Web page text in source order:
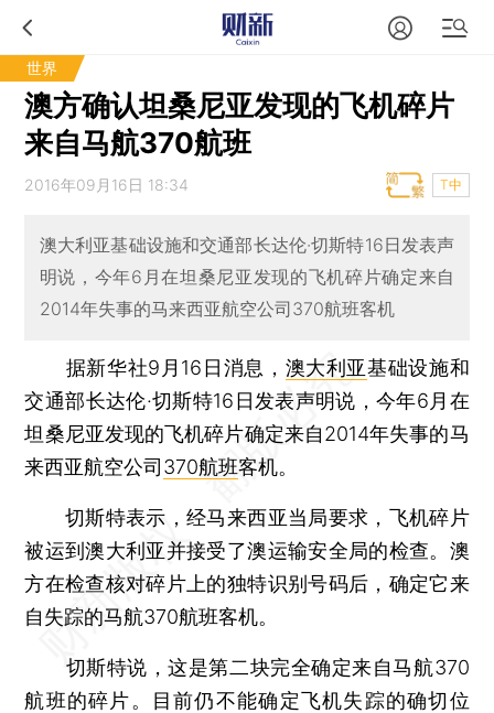
世界
澳方确认坦桑尼亚发现的飞机碎片
来自马航370航班
2016年09月16日 18:34 T中
澳大利亚基础设施和交通部长达伦·切斯特16日发表声
明说，今年6月在坦桑尼亚发现的飞机碎片确定来自
2014年失事的马来西亚航空公司370航班客机
据新华社9月16日消息， 澳大利亚基础设施和
交通部长达伦·切斯特16日发表声明说，今年6月在
坦桑尼亚发现的飞机碎片确定来自2014年失事的马
来西亚航空公司 370航班客机。
切斯特表示，经马来西亚当局要求，飞机碎片
被运到澳大利亚并接受了澳运输安全局的检查。澳
方在检查核对碎片上的独特识别号码后，确定它来
自失踪的马航370航班客机。
切斯特说，这是第二块完全确定来自马航370
航班的碎片。目前仍不能确定飞机失踪的确切位